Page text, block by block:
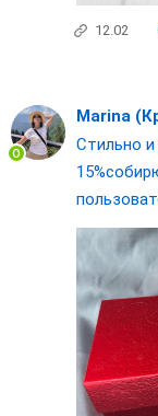
12.02
Marina
Стильно и